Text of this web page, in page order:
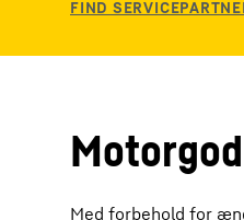
Med forbehold for